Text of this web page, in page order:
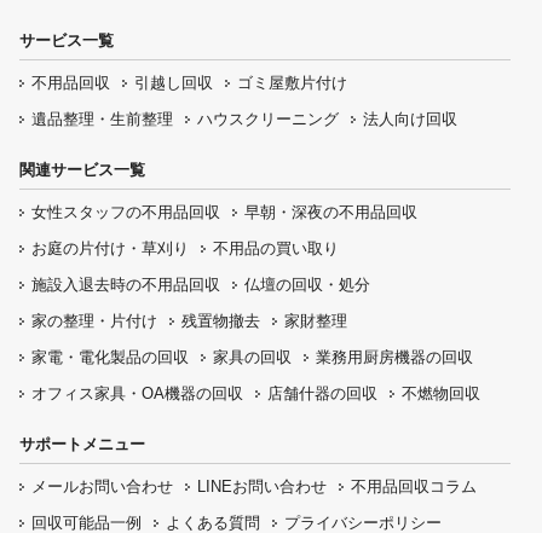
サービス一覧
不用品回収 引越し回収
ゴミ屋敷片付け
遺品整理・生前整理
ハウスクリーニング 法人向け回収
関連サービス一覧
女性スタッフの不用品回収 早朝・深夜の不用品回収
お庭の片付け・ 草刈り 不用品の買い取り
施設入退去時の不用品回収 仏壇の回収・処分
家の整理・片付け
残置物撤去
家財整理
家電・電化製品の回収
家具の回収 業務用厨房機器の回収
オフィス家具 ・OA機器の回収 店舗什器の回収 不燃物回収
サポートメニュー
メールお問い合わせ LINEお問い合わせ
不用品回収コラム
回収可能品一例
よくある質問
プライバシーポリシー